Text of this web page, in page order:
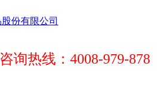
询热线：4008-979-878